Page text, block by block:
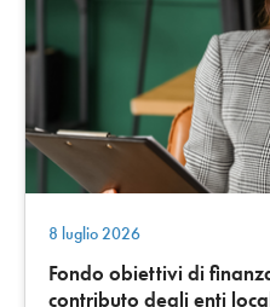
8 luglio 2026
Fondo obiettivi di
contributo degli enti